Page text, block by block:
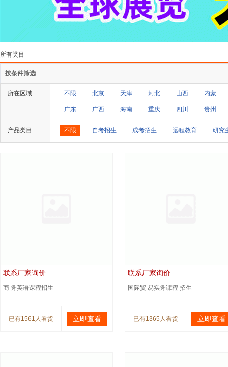
所有类目
按条件筛选
所在区域 不限 北京 天津 河北 山西 内蒙
广东 广西 海南 重庆 四川 贵州
产品类目 不限 自考招生 成考招生 远程教育 研究
联系厂家询价
商 务英语课程招生
已有1561人看货 立即查看
联系厂家询价
国际贸 易实务课程 招生
已有1365人看货 立即查看